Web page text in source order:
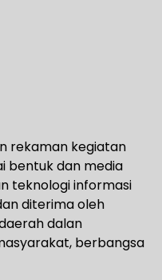
rekaman kegiatan
bentuk dan media
teknologi informasi
diterima oleh
dalan
berbangsa